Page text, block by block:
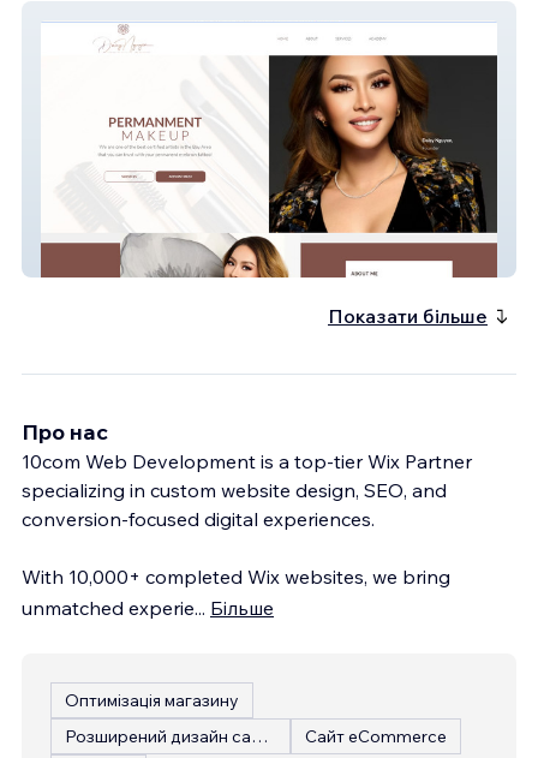
website-60
Показати більше
Про нас
10com Web Development is a top-tier Wix Partner
specializing in custom website design, SEO, and
conversion-focused digital experiences.
With 10,000+ completed Wix websites, we bring
unmatched experie... Більше
Оптимізація магазину
Розширений дизайн сайту
Сайт eCommerce